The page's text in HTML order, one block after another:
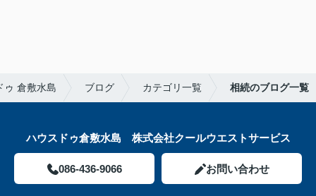
ゥ 倉敷水島 ブログ カテゴリ一覧 相続のブログ一覧
ハウスドゥ倉敷水島 株式会社クールウエストサービス
086-436-9066 お問い合わせ